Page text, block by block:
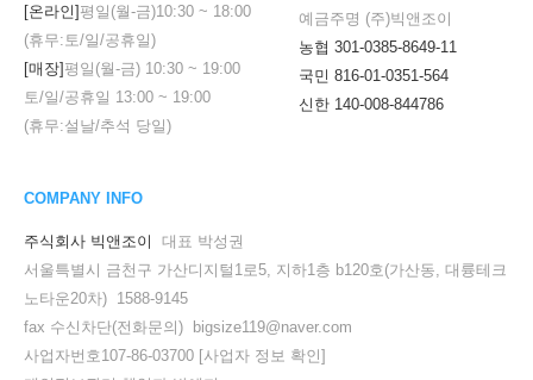
[온라인]평일(월-금)10:30 ~ 18:00
(휴무:토/일/공휴일)
[매장]평일(월-금) 10:30 ~ 19:00
토/일/공휴일 13:00 ~ 19:00
(휴무:설날/추석 당일)
예금주명 (주)빅앤조이
농협 301-0385-8649-11
국민 816-01-0351-564
신한 140-008-844786
COMPANY INFO
주식회사 빅앤조이
대표 박성권
서울특별시 금천구 가산디지털1로5, 지하1층 b120호(가산동, 대륭테크
노타운20차) 1588-9145
fax 수신차단(전화문의) bigsize119@naver.com
사업자번호107-86-03700 [사업자 정보 확인]